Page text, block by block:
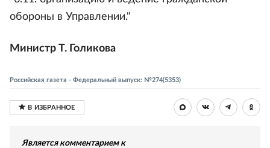
обороны в Управлении."
Министр Т. Голикова
Российская газета - Федеральный выпуск: №274(5353)
Является комментарием к